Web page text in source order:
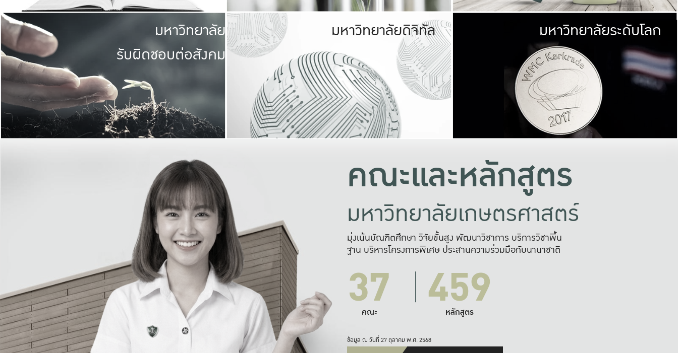
มหาวิทยาลัย
รับผิดชอบต่อสังคม
มหาวิทยาลัยรับผิดชอบต่อสังคม
ร่วมมือกับชุมชน เพื่อความกินดีอยู่ดี
และความสุขอย่างยั่งยืน
มองปัญหาในภาพกว้าง
แก้ไขจากปัญหาจุดเล็กๆ
มหาวิทยาลัยดิจิทัล มหาวิทยา
พร้อมที่จ
และผลักดันในการใช้ระบบส
เพื่อการทำงานแ
มหาวิทยาลัยระดับโลก
คณะและหลักสูตร
มหาวิทยาลัยเกษตรศาสตร์
มุ่งเน้นบัณฑิตศึกษา วิจัยขั้นสูง พัฒนาวิชาการ บริการวิชาพื้น
ฐาน บริหารโครงการพิเศษ ประสานความร่วมมือกับนานาชาติ
37
คณะ 459
หลักสูตร
ข้อมูล ณ วันที่ 27 ตุลาคม พ.ศ. 2568